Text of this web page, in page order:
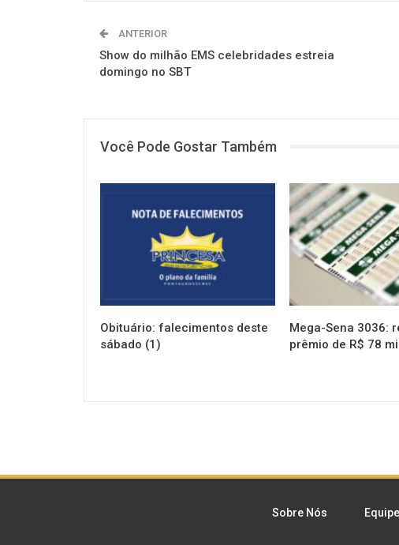
ANTERIOR
Show do milhão EMS celebridades estreia
domingo no SBT
Você Pode Gostar Também
Obituário: falecimentos deste
sábado (1)
NOTÍCIAS
Mega-Sena 3036:
prêmio de R$ 78
Sobre Nós